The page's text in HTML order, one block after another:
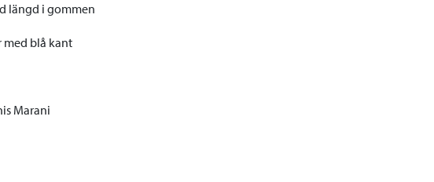
längd i gommen
blå kant
Marani